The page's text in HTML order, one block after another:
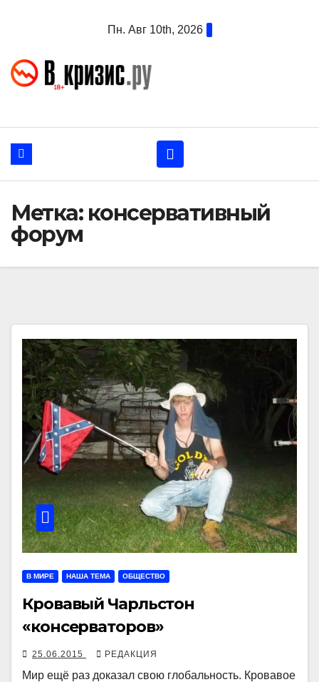
Пн. Авг 10th, 2026
Метка: консервативный
форум
В МИРЕ НАША ТЕМА ОБЩЕСТВО
Кровавый Чарльстон
«консерваторов»
25.06.2015 РЕДАКЦИЯ
Мир ещё раз доказал свою глобальность. Кровавое